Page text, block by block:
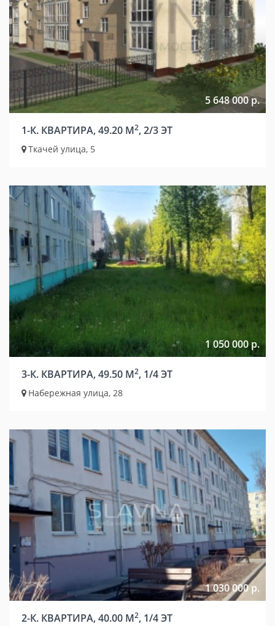
5 648 000 р.
1-К. КВАРТИРА, 49.20 М2, 2/3 ЭТ
Ткачей улица, 5
1 050 000 р.
3-К. КВАРТИРА, 49.50 М2, 1/4 ЭТ
Набережная улица, 28
1 030 000 р.
2-К. КВАРТИРА, 40.00 М2, 1/4 ЭТ